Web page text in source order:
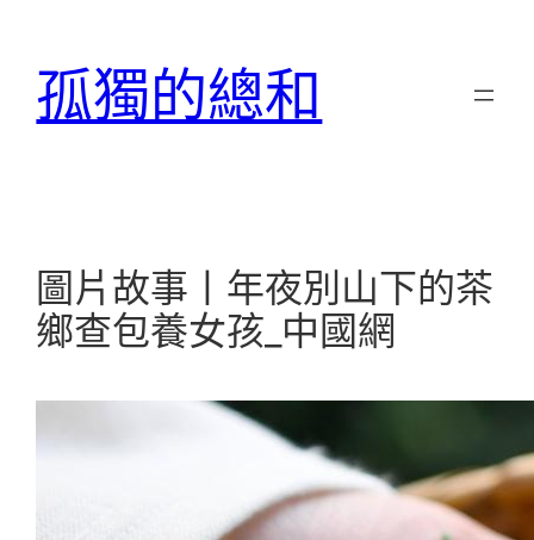
孤獨的總和
圖片故事丨年夜別山下的茶
鄉查包養女孩_中國網